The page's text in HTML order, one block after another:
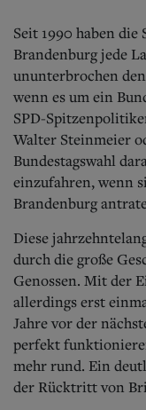
Seit 1990 haben
Brandenburg jede
ununterbrochen
wenn es um ein
SPD-
Walter Steinmeier
Bundestagswahl
einzufahren, wenn
Brandenburg
Diese
durch die große
Genossen. Mit der
allerdings erst
Jahre vor der
perfekt
mehr rund. Ein
der Rücktritt von